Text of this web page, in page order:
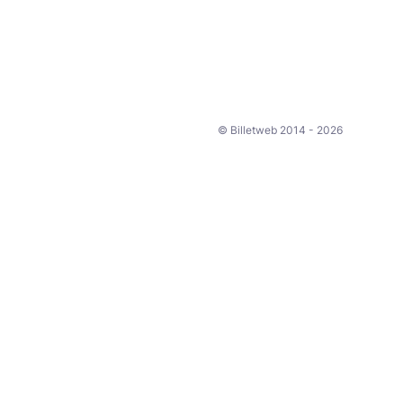
© Billetweb 2014 - 2026